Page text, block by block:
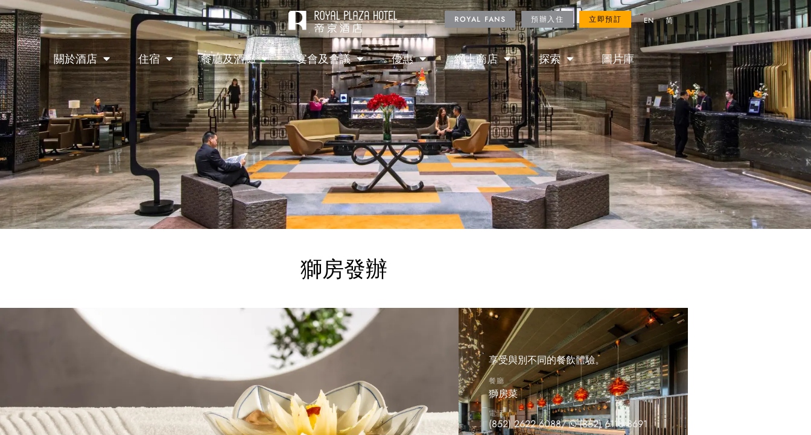
ROYAL FANS 立即預訂
ROYAL FANS 預辦入住 立即預訂 EN 简
關於酒店 住宿 餐廳及酒廊 宴會及會議 優惠 網上商店 探索 圖片庫
獅房發辦
享受與別不同的餐飲體驗。
餐廳
獅房菜
電話
(852) 2622 6088/ (852) 6113 8691